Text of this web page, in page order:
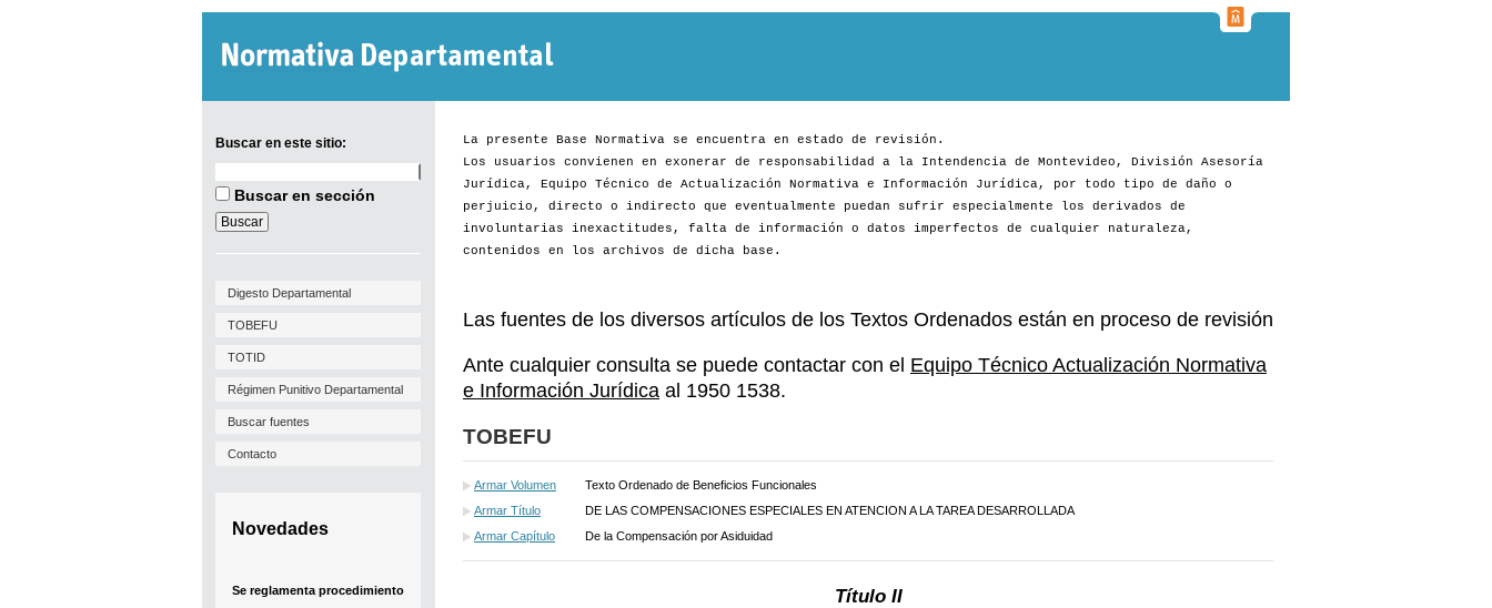
Buscar en este sitio:
en
sitio:
Buscar en sección
Digesto Departamental
TOBEFU
TOTID
Régimen Punitivo Departamental
Buscar fuentes
Contacto
Novedades
respecto a las gestiones
vinculadas al permiso de
Uso.
Se establece que estarán
La presente Base Normativa se encuentra en estado de revisión.
Los usuarios convienen en exonerar de responsabilidad a la Intendencia de Montevideo, División Asesoría
Jurídica, Equipo Técnico de Actualización Normativa e Información Jurídica, por todo tipo de daño o
perjuicio, directo o indirecto que eventualmente puedan sufrir especialmente los derivados de
involuntarias inexactitudes, falta de información o datos imperfectos de cualquier naturaleza,
contenidos en los archivos de dicha base.
Las fuentes de los diversos artículos de los Textos Ordenados están en proceso de revisión
Ante cualquier consulta se puede contactar con el Equipo Técnico Actualización Normativa
e Información Jurídica al 1950 1538.
TOBEFU
Armar Volumen
Texto Ordenado de Beneficios Funcionales
Armar Título
DE LAS COMPENSACIONES ESPECIALES EN ATENCION A LA TAREA DESARROLLADA
Armar Capítulo
De la Compensación por Asiduidad
Título II